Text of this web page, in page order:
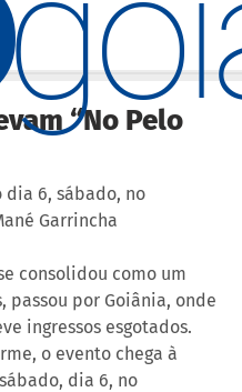
“No Pelo
6, sábado, no
Garrincha
consolidou como um
passou por Goiânia, onde
ingressos esgotados.
o evento chega à
dia 6, no